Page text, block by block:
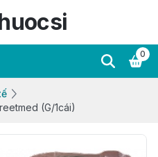
0
(G/1cái)